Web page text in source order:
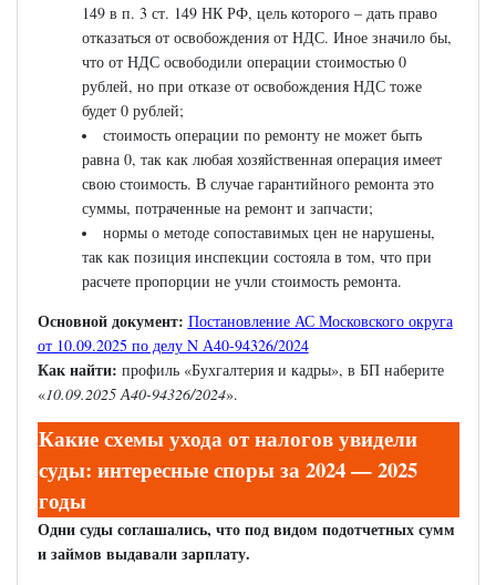
149 в п. 3 ст. 149 НК РФ, цель которого – дать право
отказаться от освобождения от НДС. Иное значило бы,
что от НДС освободили операции стоимостью 0
рублей, но при отказе от освобождения НДС тоже
будет 0 рублей;
стоимость операции по ремонту не может быть
равна 0, так как любая хозяйственная операция имеет
свою стоимость. В случае гарантийного ремонта это
суммы, потраченные на ремонт и запчасти;
нормы о методе сопоставимых цен не нарушены,
так как позиция инспекции состояла в том, что при
расчете пропорции не учли стоимость ремонта.
Основной документ: Постановление АС Московского округа
от 10.09.2025 по делу N А40-94326/2024
Как найти: профиль «Бухгалтерия и кадры», в БП наберите
«10.09.2025 А40-94326/2024».
Какие схемы ухода от налогов увидели
суды: интересные споры за 2024 — 2025
годы
Одни суды соглашались, что под видом подотчетных сумм
и займов выдавали зарплату.